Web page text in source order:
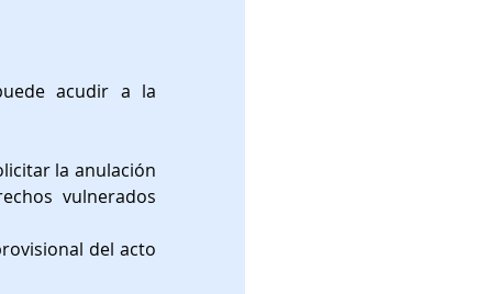
acudir a la
la anulación
vulnerados
del acto